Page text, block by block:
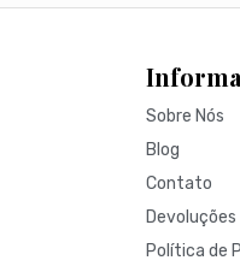
Sobre Nós
Blog
Contato
Devoluções
Política de